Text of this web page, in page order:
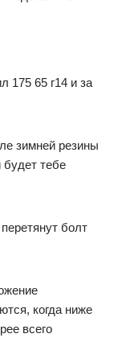
175 65 г14 и за
зимней резины
будет тебе
болт
когда ниже
всего